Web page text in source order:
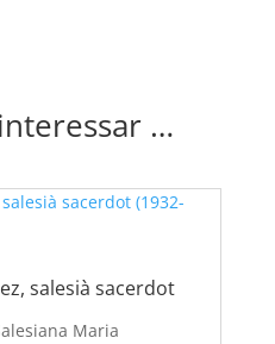
…
salesià sacerdot
Maria